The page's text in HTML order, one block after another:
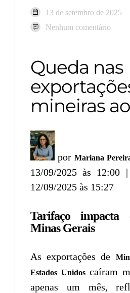
13 de setembro de 2025
Nenhum comentário
Queda nas
mineiras
por Mariana
13/09/2025 às 12:00
12/09/2025 às 15:27
Tarifaço impacta
Minas Gerais
As exportações de
Estados Unidoscaíram
apenas um mês,